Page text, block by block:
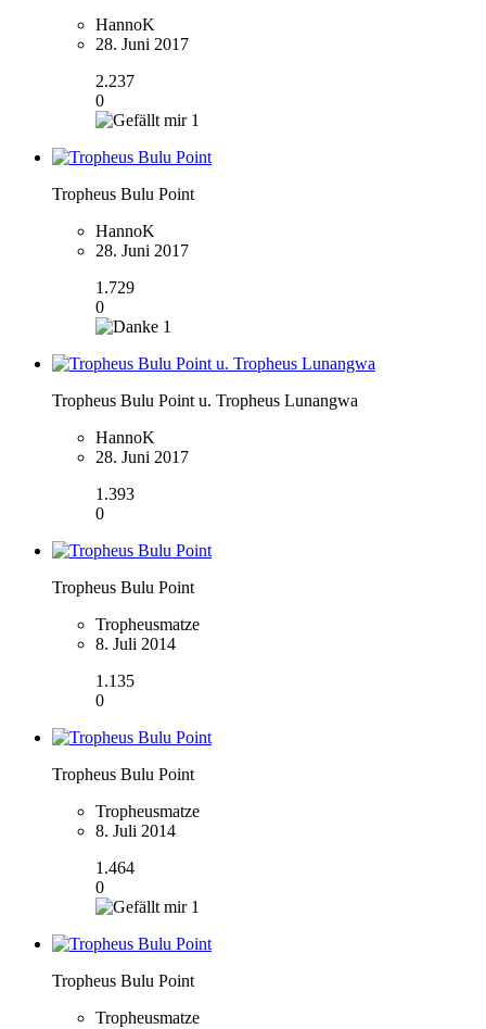
HannoK
28. Juni 2017
2.237
0
1
Tropheus Bulu Point
HannoK
28. Juni 2017
1.729
0
1
Tropheus Bulu Point u. Tropheus Lunangwa
HannoK
28. Juni 2017
1.393
0
Tropheus Bulu Point
Tropheusmatze
8. Juli 2014
1.135
0
Tropheus Bulu Point
Tropheusmatze
8. Juli 2014
1.464
0
1
Tropheus Bulu Point
Tropheusmatze